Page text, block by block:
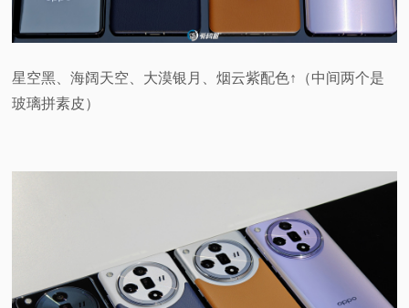
星空黑、海阔天空、大漠银月、烟云紫配色↑（中间两个是
玻璃拼素皮）